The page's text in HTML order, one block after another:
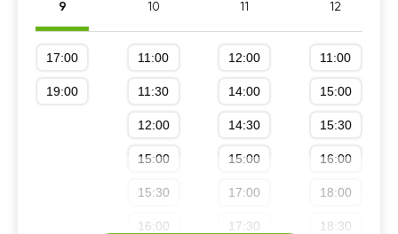
9
10
11
12
17:00
19:00
11:00
11:30
12:00
15:00
15:30
16:00
12:00
14:00
14:30
15:00
17:00
17:30
11:00
15:00
15:30
16:00
18:00
18:30